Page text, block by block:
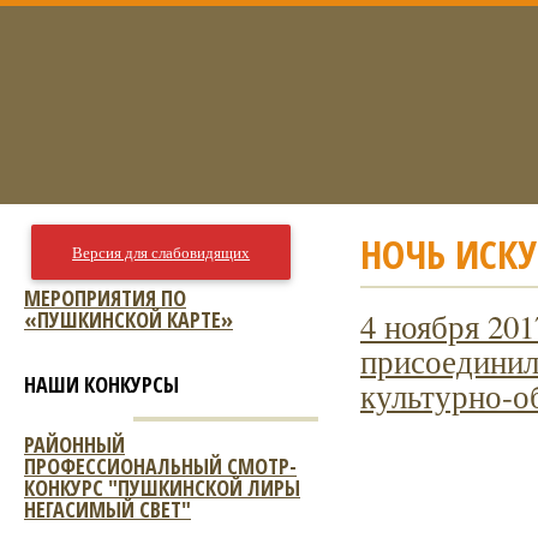
НОЧЬ
4 ноября
культурно-
Версия для слабовидящих
МЕРОПРИЯТИЯ ПО
«ПУШКИНСКОЙ КАРТЕ»
НАШИ КОНКУРСЫ
РАЙОННЫЙ
ПРОФЕССИОНАЛЬНЫЙ СМОТР-
КОНКУРС "ПУШКИНСКОЙ ЛИРЫ
НЕГАСИМЫЙ СВЕТ"